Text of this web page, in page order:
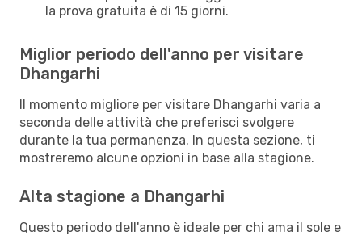
la prova gratuita è di 15 giorni.
Miglior periodo dell'anno per visitare
Dhangarhi
Il momento migliore per visitare Dhangarhi varia a
seconda delle attività che preferisci svolgere
durante la tua permanenza. In questa sezione, ti
mostreremo alcune opzioni in base alla stagione.
Alta stagione a Dhangarhi
Questo periodo dell'anno è ideale per chi ama il sole e